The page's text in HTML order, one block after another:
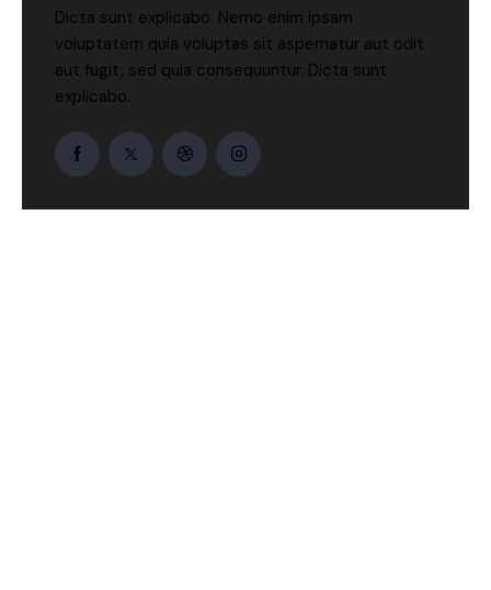
Dicta sunt explicabo. Nemo enim ipsam
voluptatem quia voluptas sit aspernatur aut odit
aut fugit, sed quia consequuntur. Dicta sunt
explicabo.